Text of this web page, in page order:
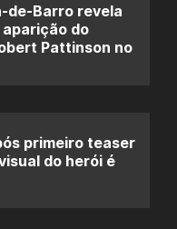
de-Barro revela
do
Pattinson no
primeiro teaser
do herói é